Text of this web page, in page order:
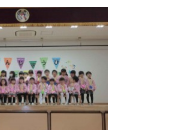
年9月(21)
年9月(27)
年9月(29)
年9月(21)
年9月(05)
年9月(07)